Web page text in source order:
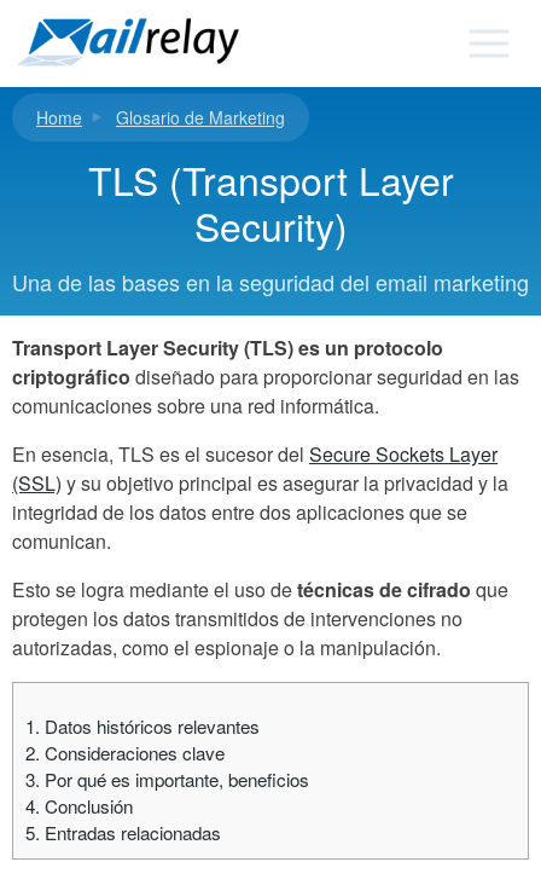
contenido
Home Glosario de Marketing
TLS (Transport Layer
Security)
Una de las bases en la seguridad del email marketing
Transport Layer Security (TLS) es un protocolo
criptográfico diseñado para proporcionar seguridad en las
comunicaciones sobre una red informática.
En esencia, TLS es el sucesor del Secure Sockets Layer
(SSL) y su objetivo principal es asegurar la privacidad y la
integridad de los datos entre dos aplicaciones que se
comunican.
Esto se logra mediante el uso detécnicas de cifrado que
protegen los datos transmitidos de intervenciones no
autorizadas, como el espionaje o la manipulación.
1. Datos históricos relevantes
2. Consideraciones clave
3. Por qué es importante, beneficios
4. Conclusión
5. Entradas relacionadas